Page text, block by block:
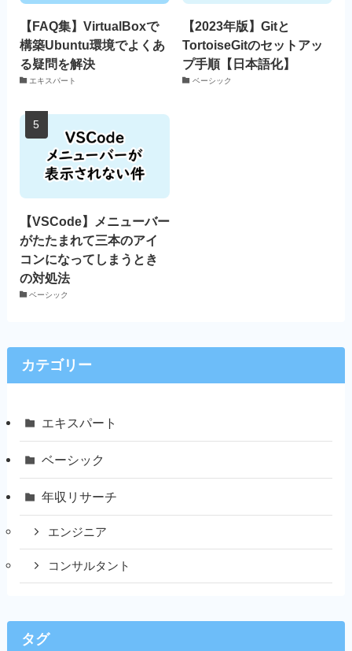
【FAQ集】VirtualBoxで
構築Ubuntu環境でよくあ
る疑問を解決
エキスパート
【2023年版】Gitと
TortoiseGitのセットアッ
プ手順【日本語化】
ベーシック
【VSCode】メニューバー
がたたまれて三本のアイ
コンになってしまうとき
の対処法
ベーシック
カテゴリー
エキスパート
ベーシック
年収リサーチ
エンジニア
コンサルタント
タグ